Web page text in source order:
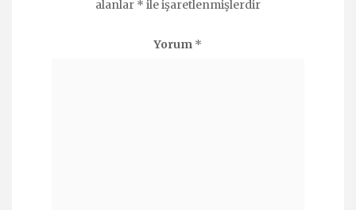
alanlar * ile işaretlenmişlerdir
Yorum *